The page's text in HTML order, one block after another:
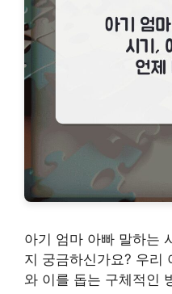
아기 엄마 아빠 말하는
지 궁금하신가요? 우리
와 이를 돕는 구체적인